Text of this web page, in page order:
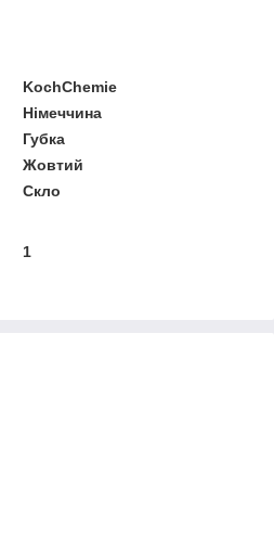
KochChemie
Німеччина
Губка
Жовтий
Скло
1